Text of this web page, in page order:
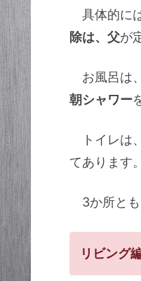
具体的には
除は、父が
お風呂は、
朝シャワー
トイレは、
てあります
3か所とも
リビング